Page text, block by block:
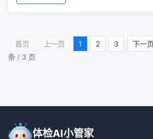
首页 上一页 1 2 3 下一页
条 / 3 页
体检AI小管家